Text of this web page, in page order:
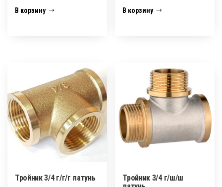
В корзину В корзину
Тройник 3/4 г/г/г латунь
Тройник 3/4 г/ш/ш